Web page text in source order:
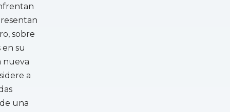
sobre
su
nueva
a
una